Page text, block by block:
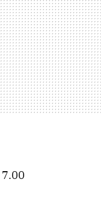
7.00